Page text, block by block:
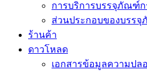
การบริการบรรจุภัณฑ์ก
ส่วนประกอบของบรรจุ
ร้านค้า
ดาวโหลด
เอกสารข้อมูลความปล